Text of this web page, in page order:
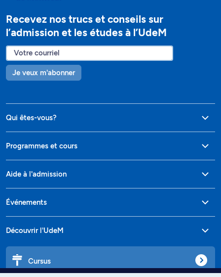
Recevez nos trucs et conseils sur
l’admission et les études à l’UdeM
Je veux m'abonner
Qui êtes-vous?
Programmes et cours
Aide à l'admission
Événements
Découvrir l'UdeM
Cursus